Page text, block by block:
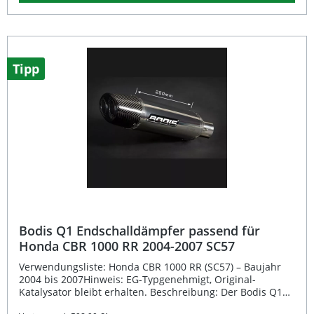
beachten Sie, dass dieses Ersatzrohr keine EG-
Rennstreckeneinsatz vorgesehen ist. Durch die
fahrzeugspezifische Entwicklung wird eine perfekte
Integration in das vorhandene Abgassystem
gewährleistet. Hochwertiger Edelstahl für maximale
Tipp
Bodis Q1 Endschalldämpfer passend für
Honda CBR 1000 RR 2004-2007 SC57
Verwendungsliste: Honda CBR 1000 RR (SC57) – Baujahr
2004 bis 2007Hinweis: EG-Typgenehmigt, Original-
Katalysator bleibt erhalten. Beschreibung: Der Bodis Q1